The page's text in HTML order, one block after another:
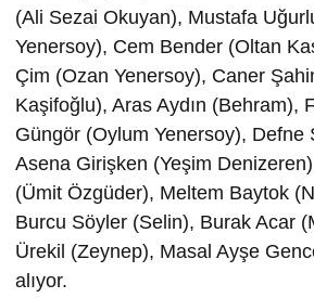
(Ali Sezai Okuyan), Mustafa
Yenersoy), Cem Bender (Oltan
Çim (Ozan Yenersoy), Caner
Kaşifoğlu), Aras Aydın (Behram),
Güngör (Oylum Yenersoy), Defne
Asena Girişken (Yeşim
(Ümit Özgüder), Meltem Baytok
Burcu Söyler (Selin), Burak Acar
Ürekil (Zeynep), Masal Ayşe
alıyor.